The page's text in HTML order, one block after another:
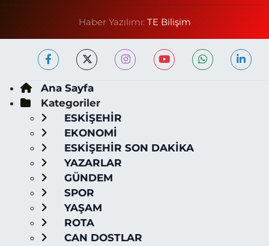
Haber Yazılımı: TE Bilişim
Ana Sayfa
Kategoriler
ESKİŞEHİR
EKONOMİ
ESKİŞEHİR SON DAKİKA
YAZARLAR
GÜNDEM
SPOR
YAŞAM
ROTA
CAN DOSTLAR